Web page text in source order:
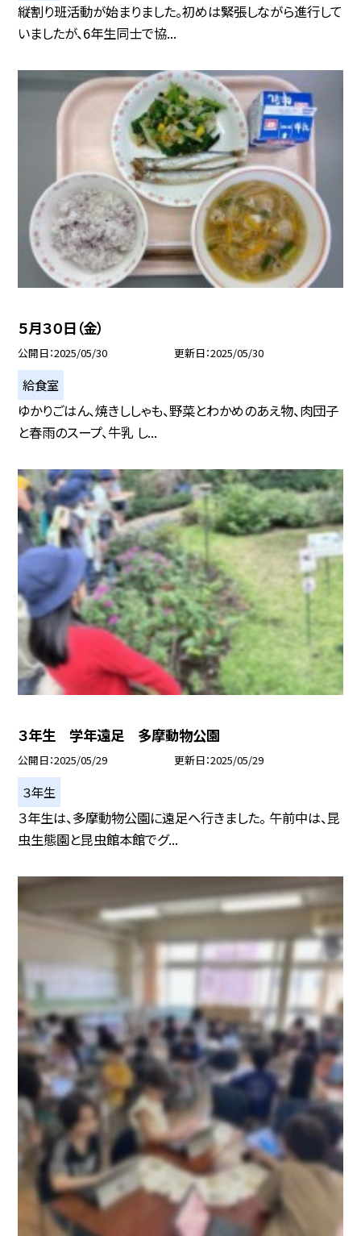
縦割り班活動が始まりました。初めは緊張しながら進行して
いましたが、6年生同士で協...
５月３０日（金）
公開日 2025/05/30 更新日 2025/05/30
給食室
ゆかりごはん、焼きししゃも、野菜とわかめのあえ物、肉団子
と春雨のスープ、牛乳 し...
３年生 学年遠足 多摩動物公園
公開日 2025/05/29 更新日 2025/05/29
３年生
３年生は、多摩動物公園に遠足へ行きました。 午前中は、昆
虫生態園と昆虫館本館でグ...